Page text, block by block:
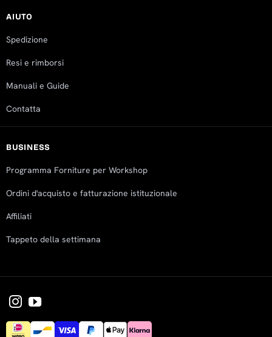
AIUTO
Spedizione
Resi e rimborsi
Manuali e Guide
Contatta
BUSINESS
Programma Forniture per Workshop
Ordini d'acquisto e fatturazione istituzionale
Affiliati
Tappeto della settimana